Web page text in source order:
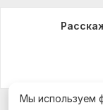
Мы используем